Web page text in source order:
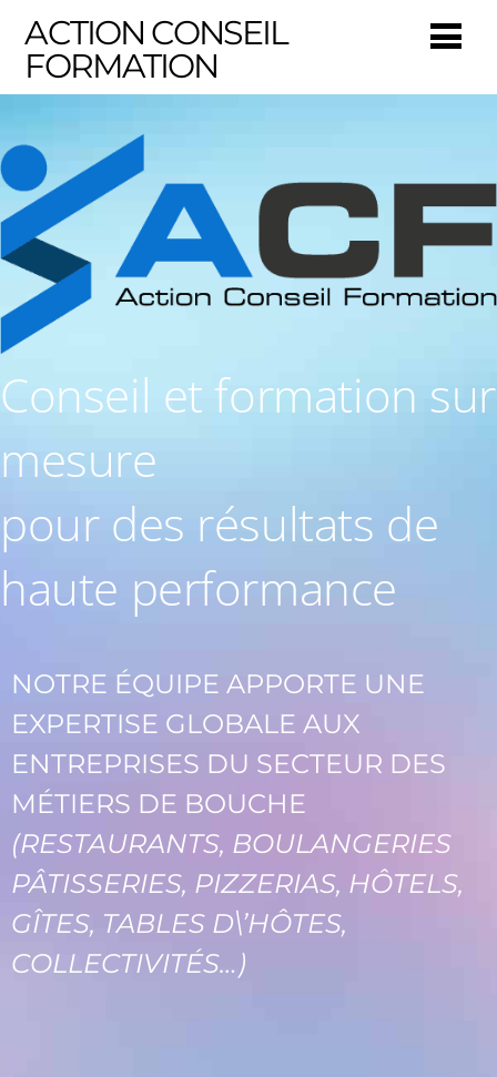
ACTION CONSEIL
FORMATION
Conseil et formation sur
mesure
pour des résultats de
haute performance
NOTRE ÉQUIPE APPORTE UNE
EXPERTISE GLOBALE AUX
ENTREPRISES DU SECTEUR DES
MÉTIERS DE BOUCHE
(RESTAURANTS, BOULANGERIES
PÂTISSERIES, PIZZERIAS, HÔTELS,
GÎTES, TABLES D\’HÔTES,
COLLECTIVITÉS…)